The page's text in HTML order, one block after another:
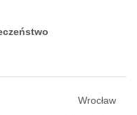
Wrocław